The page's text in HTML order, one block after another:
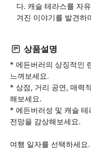
다. 캐슬 테라스를 자
겨진 이야기를 발견하
상품설명
* 에든버러의 상징적인
느껴보세요.
* 상점, 거리 공연, 매력
해보세요.
* 에든버러성 및 캐슬
전망을 감상해보세요.
여행 일자를 선택하세요.